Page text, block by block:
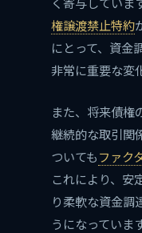
権譲渡禁止特約
にとって、資金
非常に重要な変
また、将来債権
継続的な取引関
ついてもファク
これにより、安
り柔軟な資金調
うになっています